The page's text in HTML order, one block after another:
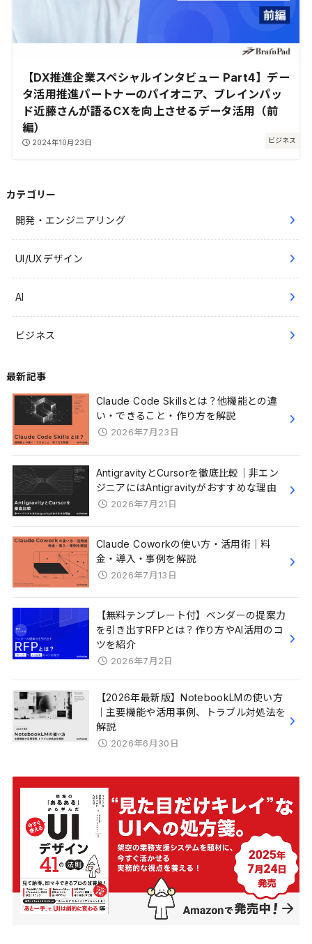
ビジネス
【DX推進企業スペシャルインタビュー Part4】デー
タ活用推進パートナーのパイオニア、ブレインパッ
ド近藤さんが語るCXを向上させるデータ活用（前
編）
2024年10月23日
カテゴリー
開発・エンジニアリング
UI/UXデザイン
AI
ビジネス
最新記事
Claude Code Skillsとは？他機能との違
い・できること・作り方を解説
2026年7月23日
AntigravityとCursorを徹底比較｜非エン
ジニアにはAntigravityがおすすめな理由
2026年7月21日
Claude Coworkの使い方・活用術｜料
金・導入・事例を解説
2026年7月13日
【無料テンプレート付】ベンダーの提案力
を引き出すRFPとは？作り方やAI活用のコ
ツを紹介
2026年7月2日
【2026年最新版】NotebookLMの使い方
｜主要機能や活用事例、トラブル対処法を
解説
2026年6月30日